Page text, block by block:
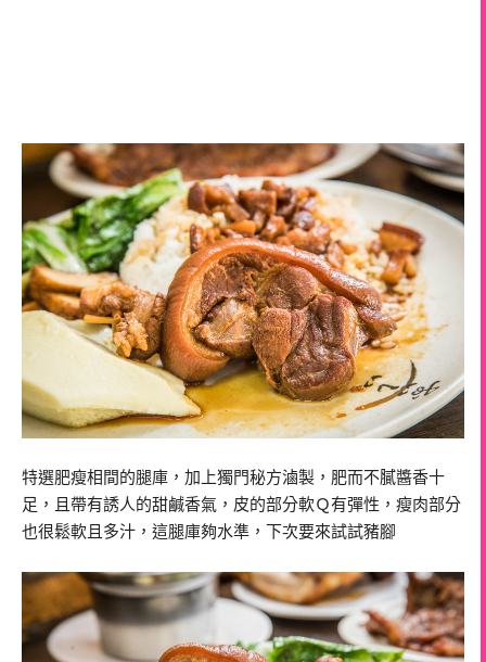
特選肥瘦相間的腿庫，加上獨門秘方滷製，肥而不膩醬香十
足，且帶有誘人的甜鹹香氣，皮的部分軟Ｑ有彈性，瘦肉部分
也很鬆軟且多汁，這腿庫夠水準，下次要來試試豬腳